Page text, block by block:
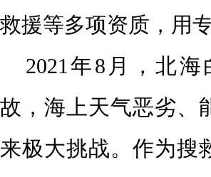
救援等多项资质，用
2021年8月，北
故，海上天气恶劣、
来极大挑战。作为搜